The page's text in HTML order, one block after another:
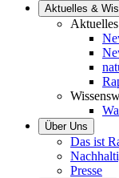
Aktuelles &
Aktuelles
Über Uns
Das ist
Presse